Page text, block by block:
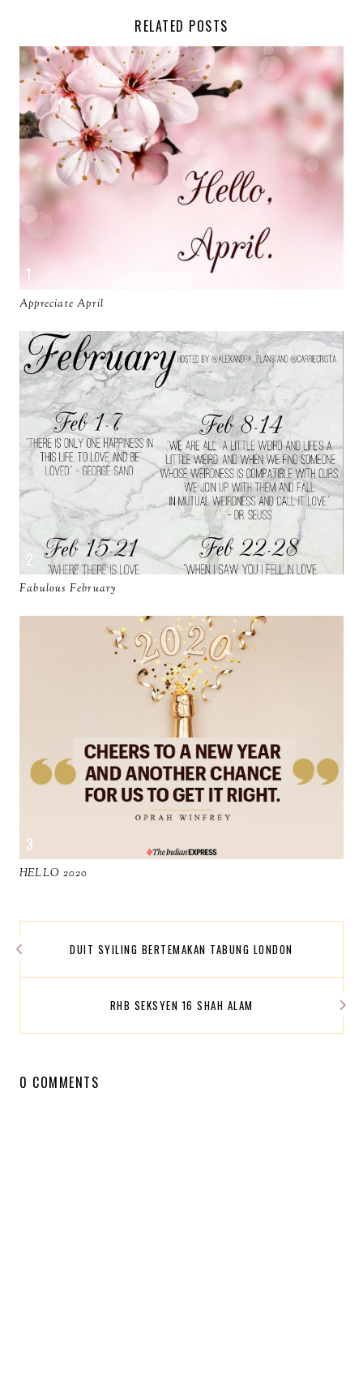
RELATED POSTS
Appreciate April
Fabulous February
HELLO 2020
DUIT SYILING BERTEMAKAN TABUNG LONDON
RHB SEKSYEN 16 SHAH ALAM
0 COMMENTS